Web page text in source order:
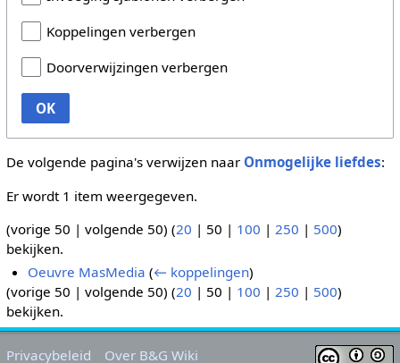
Koppelingen verbergen
Doorverwijzingen verbergen
OK
De volgende pagina's verwijzen naar Onmogelijke liefdes:
Er wordt 1 item weergegeven.
(vorige 50 | volgende 50) (20 | 50 | 100 | 250 | 500)
bekijken.
Oeuvre MasMedia (← koppelingen)
(vorige 50 | volgende 50) (20 | 50 | 100 | 250 | 500)
bekijken.
Privacybeleid Over B&G Wiki